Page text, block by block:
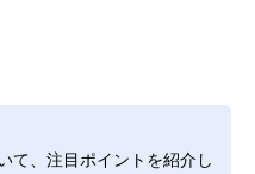
て、注目ポイントを紹介し